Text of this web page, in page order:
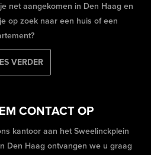
net aangekomen in Den Haag en
op zoek naar een huis of een
VERDER
CONTACT OP
kantoor aan het Sweelinckplein
Den Haag ontvangen we u graag